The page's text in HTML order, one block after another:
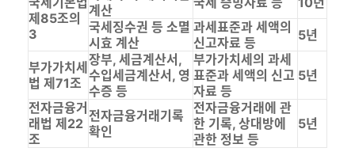
제85조의
3
계산
국세징수권 등 소멸
시효 계산
과세표준과 세액의
신고자료 등
5년
부가가치세
법 제71조
장부, 세금계산서,
수입세금계산서, 영
수증 등
부가가치세의 과세
표준과 세액의 신고
자료 등
5년
전자금융거
래법 제22
조
전자금융거래기록
확인
전자금융거래에 관
한 기록, 상대방에
관한 정보 등
5년